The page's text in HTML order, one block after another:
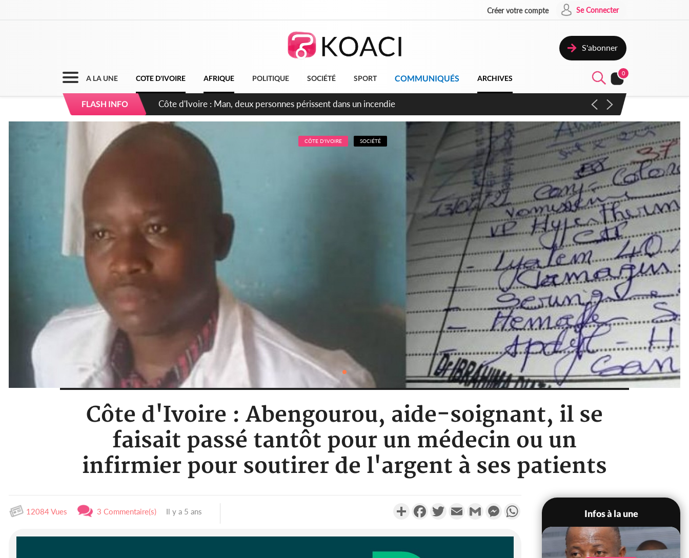
Créer votre compte Se Connecter
S'abonner
A LA UNE COTE D'IVOIRE AFRIQUE POLITIQUE SOCIÉTÉ SPORT COMMUNIQUÉS ARCHIVES
0
FLASH INFO
Côte d'Ivoire : Séileu, la célébration de la fête nationale transformée en vaste campagne contre les produits
dépigmentants dangereux
CÔTE D'IVOIRE SOCIÉTÉ
Côte d'Ivoire : Abengourou, aide-soignant, il se
faisait passé tantôt pour un médecin ou un
infirmier pour soutirer de l'argent à ses patients
12084 Vues 3 Commentaire(s) Il y a 5 ans PartagerFacebookTwitterEmail Gmail MessengerWhatsApp
Infos à la une